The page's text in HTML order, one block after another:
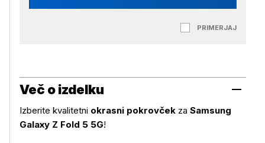
PRIMERJAJ
Več o izdelku
Izberite kvalitetni okrasni pokrovček za Samsung
Galaxy Z Fold 5 5G!